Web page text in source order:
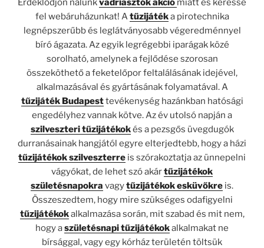
fel webáruházunkat! A tűzijátéka pirotechnika
legnépszerűbb és leglátványosabb végeredménnyel
bíró ágazata. Az egyik legrégebbi iparágak közé
sorolható, amelynek a fejlődése szorosan
összeköthető a feketelőpor feltalálásának idejével,
alkalmazásával és gyártásának folyamatával. A
tűzijáték Budapesttevékenység hazánkban hatósági
engedélyhez vannak kötve. Az év utolsó napján a
szilveszteri tűzijátékokés a pezsgős üvegdugók
durranásainak hangjától egyre elterjedtebb, hogy a házi
tűzijátékok szilveszterre is szórakoztatja az ünnepelni
vágyókat, de lehet szó akártűzijátékok
születésnapokra vagytűzijátékok esküvőkre is.
Összeszedtem, hogy mire szükséges odafigyelni
tűzijátékokalkalmazása során, mit szabad és mit nem,
hogy aszületésnapi tűzijátékokalkalmakat ne
bírsággal, vagy egy kórház területén töltsük